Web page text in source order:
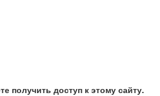
получить доступ к этому сайту.